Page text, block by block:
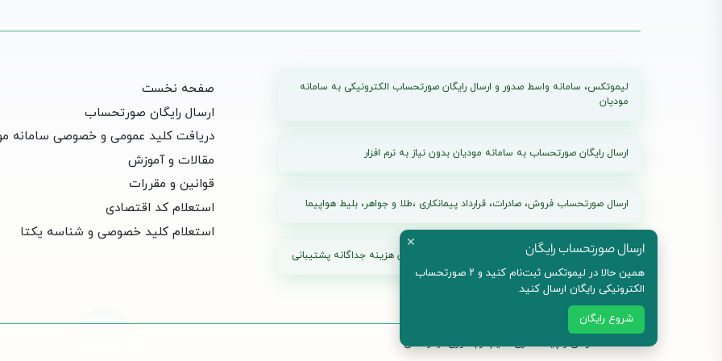
لیموتکس، سامانه واسط صدور و ارسال رایگان صورتحساب الکترونیکی به سامانه
مودیان
ارسال رایگان صورتحساب به سامانه مودیان بدون نیاز به نرم افزار
ارسال صورتحساب فروش، صادرات، قرارداد پیمانکاری ،طلا و جواهر، بلیط هواپیما
پلن های بدون محدودیت زمانی و محدودیت مودی بدون هزینه جداگانه پشتیبانی
صفحه نخست
ارسال رایگان صورتحساب
دریافت کلید عمومی و خصوصی سامانه
مقالات و آموزش
قوانین و مقررات
استعلام کد اقتصادی
استعلام کلید خصوصی و شناسه یکتا
©2023 طراحی و پیاده سازی : تیم نرم افزاری لیموتکس
✕ ارسال صورتحساب رایگان
همین حالا در لیموتکس ثبت‌نام کنید و ۲ صورتحساب
الکترونیکی رایگان ارسال کنید.
شروع رایگان